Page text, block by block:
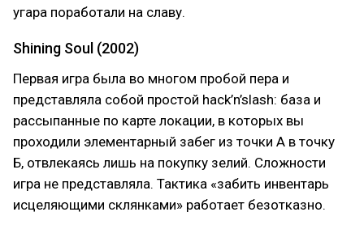
угара поработали на славу.
Shining Soul (2002)
Первая игра была во многом пробой пера и
представляла собой простой hack’n’slash: база и
рассыпанные по карте локации, в которых вы
проходили элементарный забег из точки А в точку
Б, отвлекаясь лишь на покупку зелий. Сложности
игра не представляла. Тактика «забить инвентарь
исцеляющими склянками» работает безотказно.